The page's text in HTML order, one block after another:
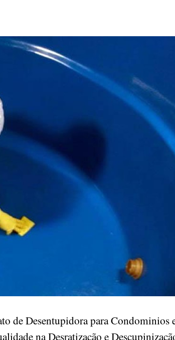
de Desentupidora para Condominios
na Desratização e